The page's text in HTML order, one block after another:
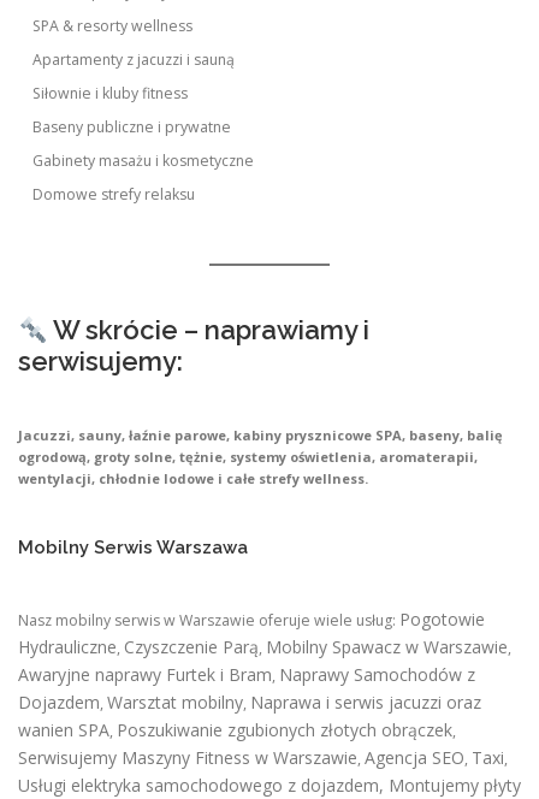
SPA & resorty wellness
Apartamenty z jacuzzi i sauną
Siłownie i kluby fitness
Baseny publiczne i prywatne
Gabinety masażu i kosmetyczne
Domowe strefy relaksu
W skrócie – naprawiamy i
serwisujemy:
Jacuzzi, sauny, łaźnie parowe, kabiny prysznicowe SPA, baseny, balię
ogrodową, groty solne, tężnie, systemy oświetlenia, aromaterapii,
wentylacji, chłodnie lodowe i całe strefy wellness.
Mobilny Serwis Warszawa
Nasz mobilny serwis w Warszawie oferuje wiele usług: Pogotowie
Hydrauliczne, Czyszczenie Parą, Mobilny Spawacz w Warszawie,
Awaryjne naprawy Furtek i Bram, Naprawy Samochodów z
Dojazdem, Warsztat mobilny, Naprawa i serwis jacuzzi oraz
wanien SPA, Poszukiwanie zgubionych złotych obrączek,
Serwisujemy Maszyny Fitness w Warszawie, Agencja SEO, Taxi,
Usługi elektryka samochodowego z dojazdem, Montujemy płyty